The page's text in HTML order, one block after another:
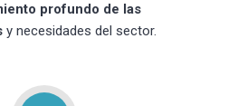
profundo de las
y necesidades del sector.